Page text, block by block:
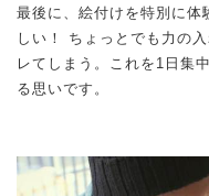
最後に、絵付けを特別に体
しい！ ちょっとでも力の
レてしまう。これを1日集
る思いです。